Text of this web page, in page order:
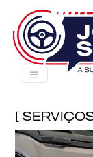
[